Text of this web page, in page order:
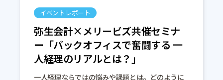
イベントレポート
弥生会計×メリービズ共催セミナ
ー「バックオフィスで奮闘する 一
人経理のリアルとは？」
一人経理ならではの悩みや課題とは。どのように